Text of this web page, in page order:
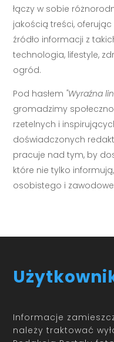
łączy w sobie
jakością treści,
źródło informacji z
technologia, lifestyle,
ogród.
Pod hasłem "Wyraźna
gromadzimy
rzetelnych i
doświadczonych
pracuje nad tym, by
które nie tylko
osobistego i
Informacje
należy traktować